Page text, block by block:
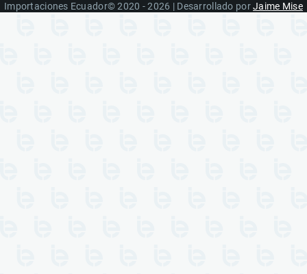
Importaciones Ecuador© 2020 - 2026 | Desarrollado porJaime Mise